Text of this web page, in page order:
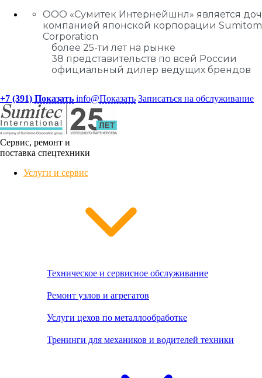
ООО «Сумитек Интернейшнл» является
компанией японской корпорации
Corporation
более 25-ти лет на рынке
38 представительств по всей России
официальный дилер ведущих брендов
+7 (391) Показать info@Показать Записаться на обслуживание
Сервис, ремонт и
поставка спецтехники
Услуги и сервис
Техническое и сервисное обслуживание
Ремонт узлов и агрегатов
Услуги цехов по металлообработке
Тренинги для механиков и водителей техники